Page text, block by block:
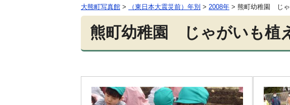
大熊町写真館 > （東日本大震災前）年別 > 2008年 > 熊町幼稚園 じゃ
熊町幼稚園 じゃがいも植